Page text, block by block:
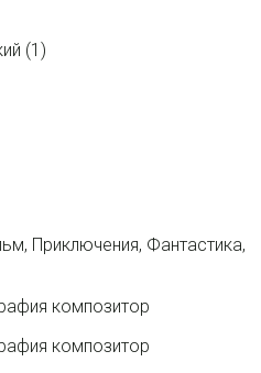
(1)
Приключения, Фантастика,